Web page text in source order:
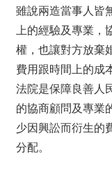
雖說兩造當事人皆
上的經驗及專業，
權，也讓對方放棄
費用跟時間上的成本
法院是保障良善人
的協商顧問及專業
少因興訟而衍生的
分配。